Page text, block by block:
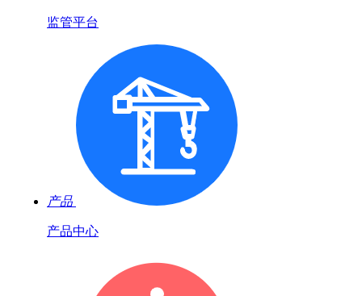
监管平台
产品
产品中心